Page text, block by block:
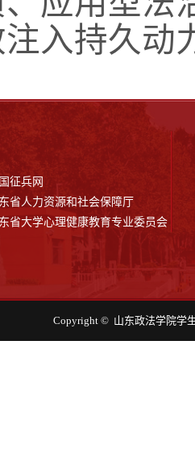
入持久动
征兵网
省人力资源和社会保障厅
省大学心理健康教育专业委员会
Copyright © 山东政法学院学